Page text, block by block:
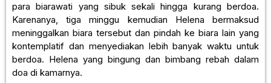
para biarawati yang sibuk sekali hingga kurang berdoa.
Karenanya, tiga minggu kemudian Helena bermaksud
meninggalkan biara tersebut dan pindah ke biara lain yang
kontemplatif dan menyediakan lebih banyak waktu untuk
berdoa. Helena yang bingung dan bimbang rebah dalam
doa di kamarnya.